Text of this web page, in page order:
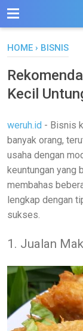
HOME › BISNIS
Kecil
weruh.id - Bisnis
banyak orang,
usaha dengan
keuntungan yang
membahas
lengkap dengan
sukses.
1. Jualan